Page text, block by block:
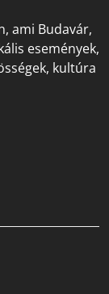
ami Budavár,
események,
kultúra